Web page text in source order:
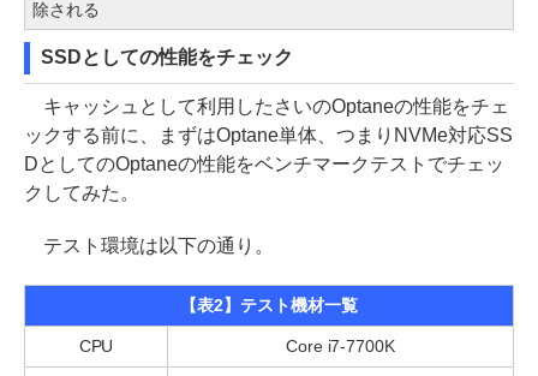
除される
SSDとしての性能をチェック
キャッシュとして利用したさいのOptaneの性能をチェ
ックする前に、まずはOptane単体、つまりNVMe対応SS
DとしてのOptaneの性能をベンチマークテストでチェッ
クしてみた。
テスト環境は以下の通り。
【表2】テスト機材一覧
CPU Core i7-7700K